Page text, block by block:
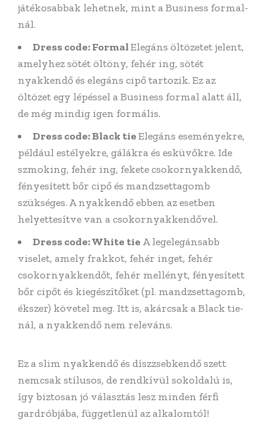
játékosabbak lehetnek, mint a Business formal-
nál.
Dress code: FormalElegáns öltözetet jelent,
amelyhez sötét öltöny, fehér ing, sötét
nyakkendő és elegáns cipő tartozik. Ez az
öltözet egy lépéssel a Business formal alatt áll,
de még mindig igen formális.
Dress code: Black tieElegáns eseményekre,
például estélyekre, gálákra és esküvőkre. Ide
szmoking, fehér ing, fekete csokornyakkendő,
fényesített bőr cipő és mandzsettagomb
szükséges. A nyakkendő ebben az esetben
helyettesítve van a csokornyakkendővel.
Dress code: White tie A legelegánsabb
viselet, amely frakkot, fehér inget, fehér
csokornyakkendőt, fehér mellényt, fényesített
bőr cipőt és kiegészítőket (pl. mandzsettagomb,
ékszer) követel meg. Itt is, akárcsak a Black tie-
nál, a nyakkendő nem releváns.
Ez a slim nyakkendő és díszzsebkendő szett
nemcsak stílusos, de rendkívül sokoldalú is,
így biztosan jó választás lesz minden férfi
gardróbjába, függetlenül az alkalomtól!